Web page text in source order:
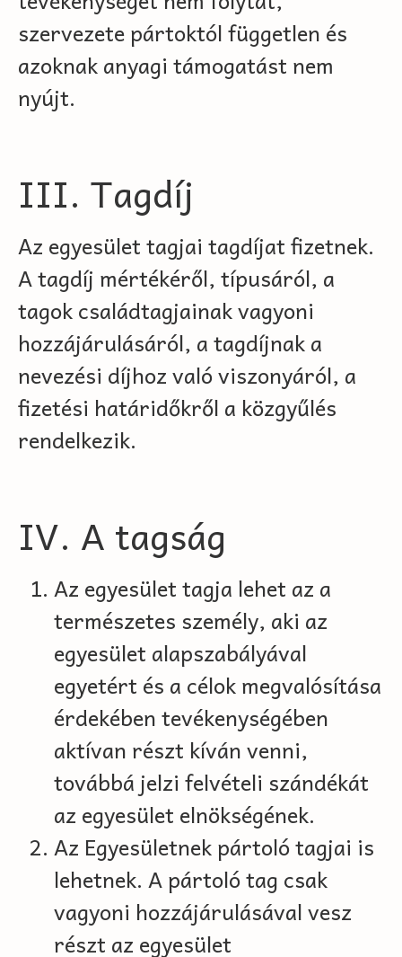
szervezete pártoktól független és
azoknak anyagi támogatást nem
nyújt.
III. Tagdíj
Az egyesület tagjai tagdíjat fizetnek.
A tagdíj mértékéről, típusáról, a
tagok családtagjainak vagyoni
hozzájárulásáról, a tagdíjnak a
nevezési díjhoz való viszonyáról, a
fizetési határidőkről a közgyűlés
rendelkezik.
IV. A tagság
Az egyesület tagja lehet az a
természetes személy, aki az
egyesület alapszabályával
egyetért és a célok megvalósítása
érdekében tevékenységében
aktívan részt kíván venni,
továbbá jelzi felvételi szándékát
az egyesület elnökségének.
Az Egyesületnek pártoló tagjai is
lehetnek. A pártoló tag csak
vagyoni hozzájárulásával vesz
részt az egyesület